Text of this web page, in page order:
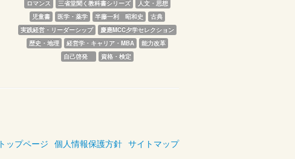
ロマンス
三省堂聞く教科書シリーズ
人文・思想
児童書
医学・薬学 半藤一利　昭和史
古典
実践経営・リーダーシップ
慶應MCC夕学セレクション
歴史・地理
経営学・キャリア・MBA
能力改革
自己啓発
資格・検定
トップページ 個人情報保護方針 サイトマップ